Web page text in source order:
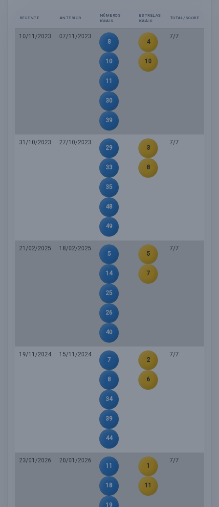
RECENTE ANTERIOR
NÚMEROS
IGUAIS
ESTRELAS
IGUAIS
TOTAL/SCORE
10/11/2023
07/11/2023
8
10
11
30
39
4
10
7/7
31/10/2023
27/10/2023
29
33
35
48
49
3
8
7/7
21/02/2025
18/02/2025
5
14
25
26
40
5
7
7/7
19/11/2024
15/11/2024
7
8
34
39
44
2
6
7/7
23/01/2026
20/01/2026
11
18
19
1
11
7/7